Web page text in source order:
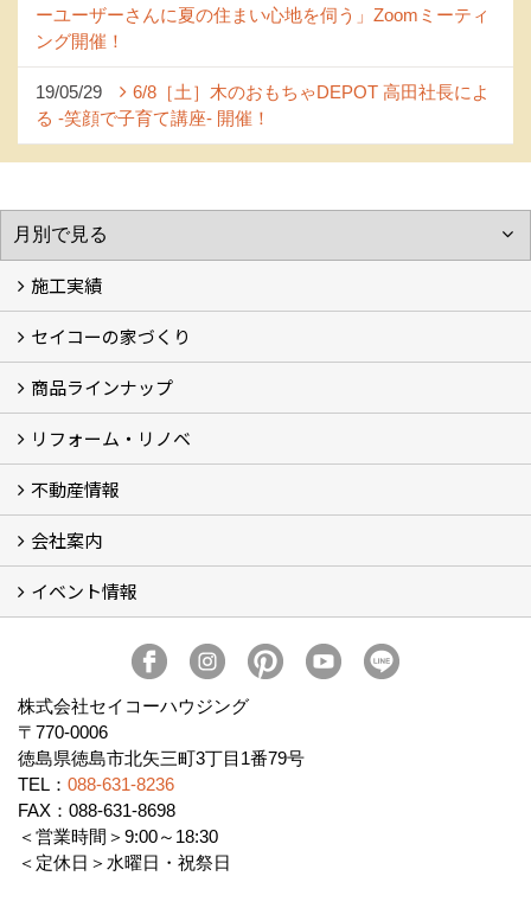
ーユーザーさんに夏の住まい心地を伺う」Zoomミーティ
ング開催！
19/05/29
6/8［土］木のおもちゃDEPOT 高田社長によ
る -笑顔で子育て講座- 開催！
施工実績
フォトギャラリー
完工事例
お客様の声
セイコーの家づくり
家づくりコンセプト (2)
家づくりの特徴 (16)
□高性能住宅 (4)
□OMソーラーハウス (5)
□55歳からの家づくり
□わざわ座
□快適性 (4)
□光熱費 (3)
家づくりコラム
メンテナンス
商品ラインナップ
モデルハウス「Vita -ヴィータ-」
リノベーション モデルハウス「Crear -クレア-」
平屋の家
建築家とつくる家 (10)
リフォーム・リノベ
セイコーのリフォーム・リノベ
もっと知りたい、セイコーのリフォーム・リノベ
不動産情報
田宮・矢三の不動産ならセイコーハウジング
土地・中古住宅情報
賃貸情報
実家相続
ECOTOWN西矢三第3期・第4期分譲中
会社案内
会社概要
アクセス
スタッフ紹介
家づくりコラム
消費者志向自主宣言
ZEHビルダー2025年度実績報告書
SDGs宣言
リクルート
プライバシーポリシー
ご紹介キャンペーン
イベント情報
イベント予告
イベント報告
株式会社セイコーハウジング
〒770-0006
徳島県徳島市北矢三町3丁目1番79号
TEL： 088-631-8236
FAX：088-631-8698
＜営業時間＞9:00～18:30
＜定休日＞水曜日・祝祭日